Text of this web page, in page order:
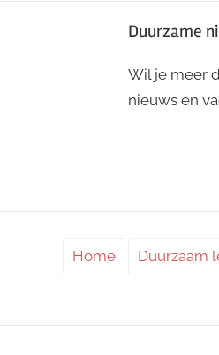
Duurzame
Wil je meer
nieuws en
Home Duurzaam